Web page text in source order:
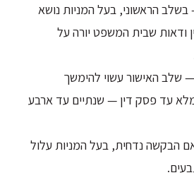
הראשוני, בעל המניות נושא
ודאות שבית המשפט יורה על
— שלב האישור עשוי להימשך
עד פסק דין — שנתיים עד ארבע
הבקשה נדחית, בעל המניות עלול